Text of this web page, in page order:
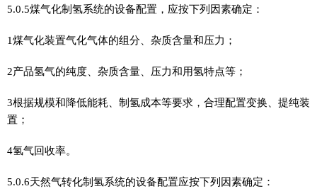
5.0.5煤气化制氢系统的设备配置，应按下列因素确定：
1煤气化装置气化气体的组分、杂质含量和压力；
2产品氢气的纯度、杂质含量、压力和用氢特点等；
3根据规模和降低能耗、制氢成本等要求，合理配置变换、提纯装
置；
4氢气回收率。
5.0.6天然气转化制氢系统的设备配置应按下列因素确定：